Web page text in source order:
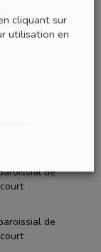
de Conflans-
de
de
de
cliquant sur
utilisation en